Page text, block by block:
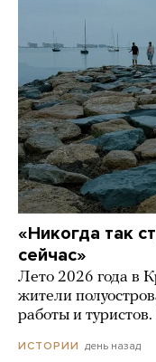
«Никогда так
сейчас»
Лето 2026 года в
жители
работы и
ИСТОРИИ день назад